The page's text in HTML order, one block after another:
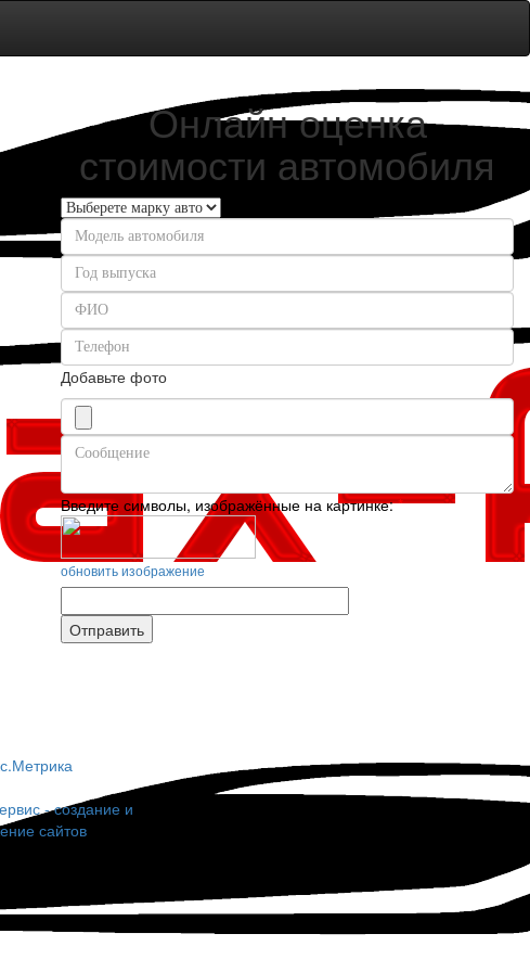
Онлайн оценка
стоимости автомобиля
Добавьте фото
Введите символы, изображённые на картинке:*
обновить изображение